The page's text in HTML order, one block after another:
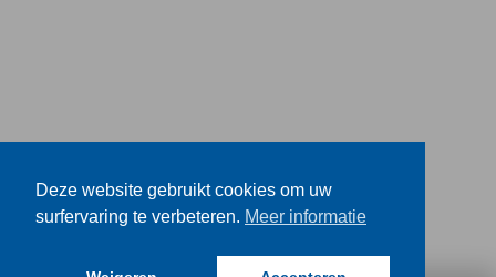
Deze website gebruikt cookies om uw
surfervaring te verbeteren. Meer informatie